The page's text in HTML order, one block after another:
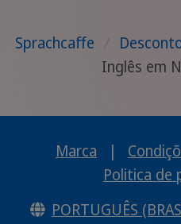
Sprachcaffe /
Inglês em
Marca |
Politica de
PORTUGUÊS